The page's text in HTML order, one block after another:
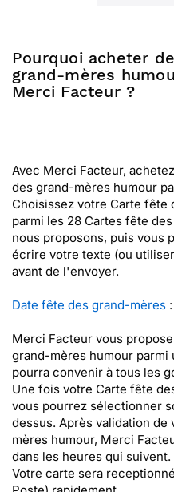
Pourquoi acheter
grand-mères
Merci Facteur ?
Avec Merci Facteur,
des grand-mères humour
Choisissez votre Carte fête
parmi les 28 Cartes fête
nous proposons, puis vous
écrire votre texte (ou
avant de l'envoyer.
Date fête des grand-mères
Merci Facteur vous
grand-mères humour
pourra convenir à tous les
Une fois votre Carte fête
vous pourrez sélectionner
dessus. Après validation
mères humour, Merci
dans les heures qui suivent.
Votre carte sera